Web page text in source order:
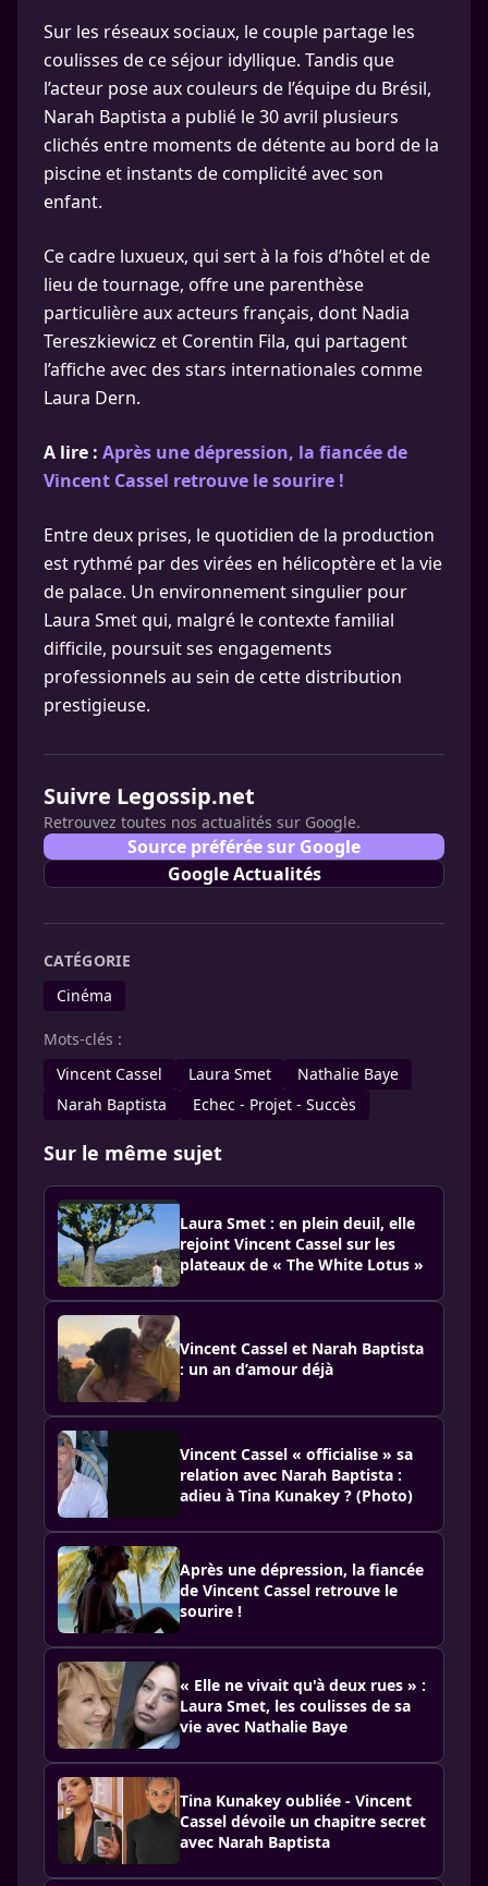
Sur les réseaux sociaux, le couple partage les
coulisses de ce séjour idyllique. Tandis que
l’acteur pose aux couleurs de l’équipe du Brésil,
Narah Baptista a publié le 30 avril plusieurs
clichés entre moments de détente au bord de la
piscine et instants de complicité avec son
enfant.
Ce cadre luxueux, qui sert à la fois d’hôtel et de
lieu de tournage, offre une parenthèse
particulière aux acteurs français, dont Nadia
Tereszkiewicz et Corentin Fila, qui partagent
l’affiche avec des stars internationales comme
Laura Dern.
A lire : Après une dépression, la fiancée de
Vincent Cassel retrouve le sourire !
Entre deux prises, le quotidien de la production
est rythmé par des virées en hélicoptère et la vie
de palace. Un environnement singulier pour
Laura Smet qui, malgré le contexte familial
difficile, poursuit ses engagements
professionnels au sein de cette distribution
prestigieuse.
Suivre Legossip.net
Retrouvez toutes nos actualités sur Google.
Source préférée sur Google
Google Actualités
CATÉGORIE
Cinéma
Mots-clés :
Vincent Cassel
Laura Smet
Nathalie Baye
Narah Baptista
Echec - Projet - Succès
Sur le même sujet
Laura Smet : en plein deuil, elle
rejoint Vincent Cassel sur les
plateaux de « The White Lotus »
Vincent Cassel et Narah Baptista
: un an d’amour déjà
Vincent Cassel « officialise » sa
relation avec Narah Baptista :
adieu à Tina Kunakey ? (Photo)
Après une dépression, la fiancée
de Vincent Cassel retrouve le
sourire !
« Elle ne vivait qu'à deux rues » :
Laura Smet, les coulisses de sa
vie avec Nathalie Baye
Tina Kunakey oubliée - Vincent
Cassel dévoile un chapitre secret
avec Narah Baptista